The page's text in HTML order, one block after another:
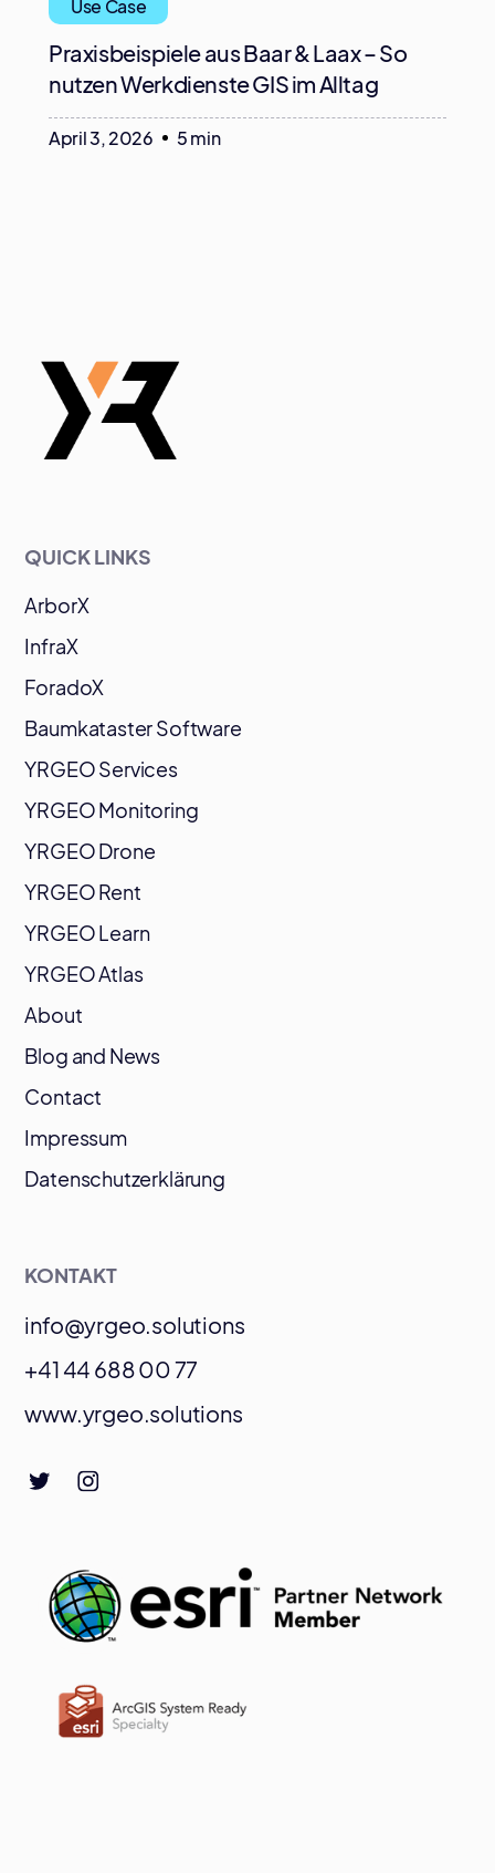
Use Case
Praxisbeispiele aus Baar & Laax – So
nutzen Werkdienste GIS im Alltag
April 3, 2026 5 min
QUICK LINKS
ArborX
InfraX
ForadoX
Baumkataster Software
YRGEO Services
YRGEO Monitoring
YRGEO Drone
YRGEO Rent
YRGEO Learn
YRGEO Atlas
About
Blog and News
Contact
Impressum
Datenschutzerklärung
KONTAKT
info@yrgeo.solutions
+41 44 688 00 77
www.yrgeo.solutions